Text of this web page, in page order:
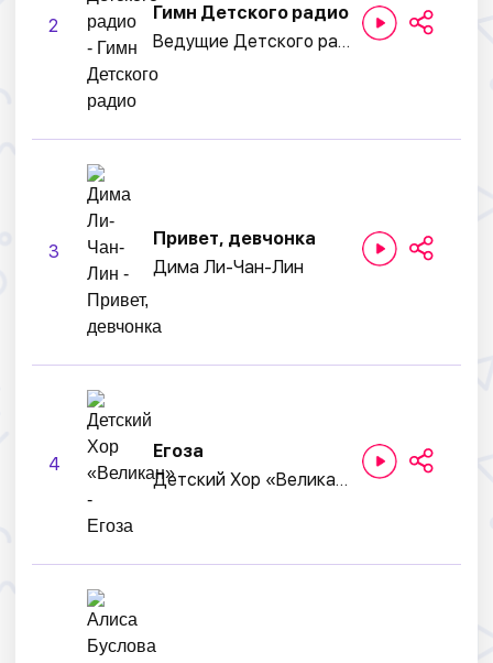
2
Гимн Детского радио
Ведущие Детского радио
3
Привет, девчонка
Дима Ли-Чан-Лин
4
Егоза
Детский Хор «Великан»